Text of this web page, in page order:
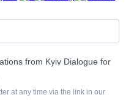
from Kyiv Dialogue for
at any time via the link in our